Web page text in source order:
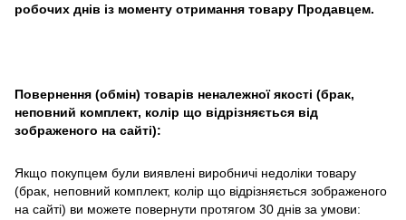
робочих днів із моменту отримання товару Продавцем.
Повернення (обмін) товарів неналежної якості (брак,
неповний комплект, колір що відрізняється від
зображеного на сайті):
Якщо покупцем були виявлені виробничі недоліки товару
(брак, неповний комплект, колір що відрізняється зображеного
на сайті) ви можете повернути протягом 30 днів за умови: